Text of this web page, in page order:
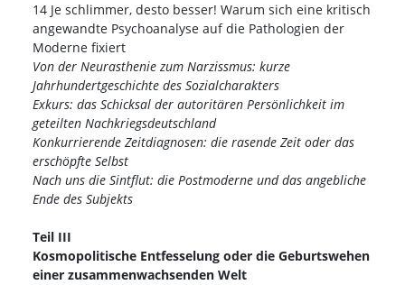
14 Je schlimmer, desto besser! Warum sich eine kritisch
angewandte Psychoanalyse auf die Pathologien der
Moderne fixiert
Von der Neurasthenie zum Narzissmus: kurze
Jahrhundertgeschichte des Sozialcharakters
Exkurs: das Schicksal der autoritären Persönlichkeit im
geteilten Nachkriegsdeutschland
Konkurrierende Zeitdiagnosen: die rasende Zeit oder das
erschöpfte Selbst
Nach uns die Sintflut: die Postmoderne und das angebliche
Ende des Subjekts
Teil III
Kosmopolitische Entfesselung oder die Geburtswehen
einer zusammenwachsenden Welt